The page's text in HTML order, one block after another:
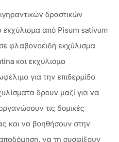
δραστικών
εκχύλισμα από Pisum sativum
φλαβονοειδή εκχύλισμα
και εκχύλισμα
για την επιδερμίδα
δρουν μαζί για να
τις δομικές
και να βοηθήσουν στην
να τη συσφίξουν